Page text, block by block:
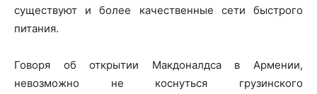
существуют и более качественные сети быстрого
питания.
Говоря об открытии Макдоналдса в Армении,
невозможно не коснуться грузинского